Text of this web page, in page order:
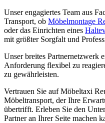
Unser engagiertes Team aus
Transport, ob Möbelmontage
oder das Einrichten eines
mit größter Sorgfalt und
Unser breites Partnernetzwerk
Anforderung flexibel zu
zu gewährleisten.
Vertrauen Sie auf Möbeltaxi
Möbeltransport, der Ihre
übertrifft. Erleben Sie den
Partner an Ihrer Seite machen